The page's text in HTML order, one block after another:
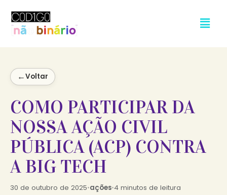
←Voltar
COMO PARTICIPAR DA
NOSSA AÇÃO CIVIL
PÚBLICA (ACP) CONTRA
A BIG TECH
30 de outubro de 2025•ações•4 minutos de leitura